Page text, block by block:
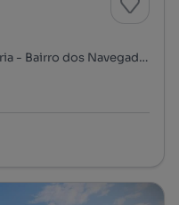
Avenida Lopo Soares de Albergaria - Bairro dos Navegadores, Porto Salvo, Oeiras, Lisboa